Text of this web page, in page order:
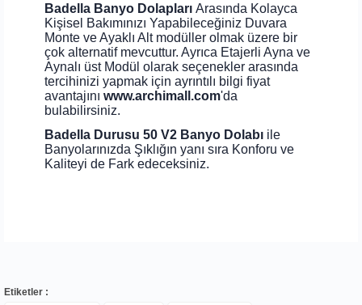
Badella Banyo Dolapları Arasında Kolayca
Kişisel Bakımınızı Yapabileceğiniz Duvara
Monte ve Ayaklı Alt modüller olmak üzere bir
çok alternatif mevcuttur. Ayrıca Etajerli Ayna ve
Aynalı üst Modül olarak seçenekler arasında
tercihinizi yapmak için ayrıntılı bilgi fiyat
avantajını www.archimall.com'da
bulabilirsiniz.
Badella Durusu 50 V2 Banyo Dolabı ile
Banyolarınızda Şıklığın yanı sıra Konforu ve
Kaliteyi de Fark edeceksiniz.
Etiketler :